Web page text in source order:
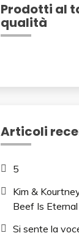
Prodotti al
qualità
Articoli
5
Kim &
Beef Is Eternal
Si sente la